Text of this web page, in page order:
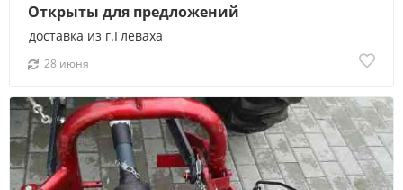
доставка из г.Глеваха
Открыты для предложений
28 июня